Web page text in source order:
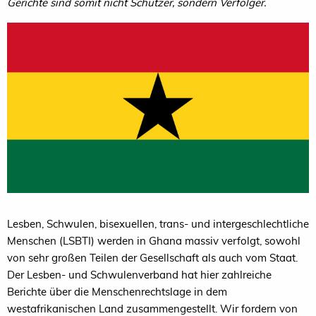
Lesben, Schwulen, bisexuellen, trans- und intergeschlechtliche
Menschen (LSBTI) werden in Ghana massiv verfolgt, sowohl
von sehr großen Teilen der Gesellschaft als auch vom Staat.
Der Lesben- und Schwulenverband hat hier zahlreiche
Berichte über die Menschenrechtslage in dem
westafrikanischen Land zusammengestellt. Wir fordern von